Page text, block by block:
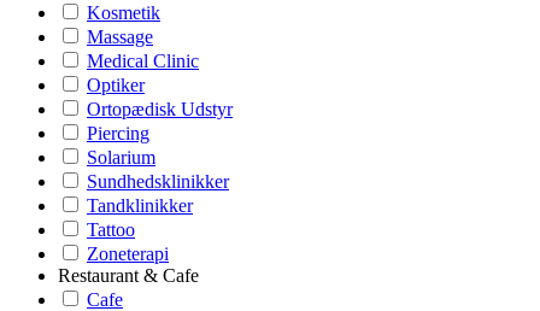
Kosmetik
Massage
Medical Clinic
Optiker
Ortopædisk Udstyr
Piercing
Solarium
Sundhedsklinikker
Tandklinikker
Tattoo
Zoneterapi
Restaurant & Cafe
Cafe